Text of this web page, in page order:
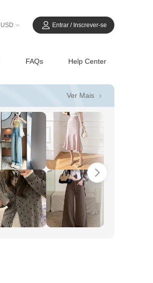
Entrar / Inscrever-se
FAQs Help Center
Ver Mais 